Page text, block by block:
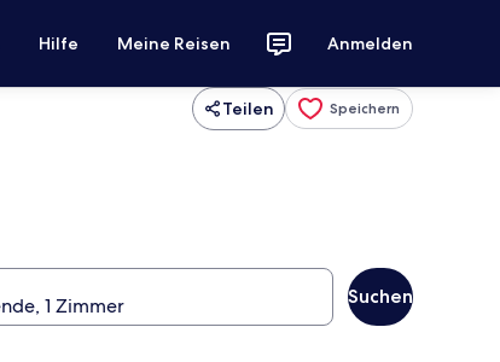
Hilfe Meine Reisen Anmelden
Teilen Speichern
Suchen